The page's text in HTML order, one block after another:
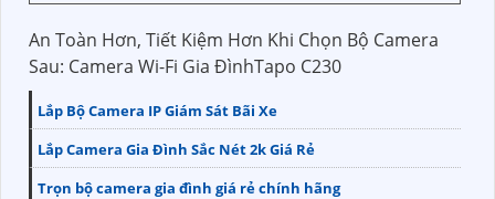
An Toàn Hơn, Tiết Kiệm Hơn Khi Chọn Bộ Camera
Sau: Camera Wi-Fi Gia ĐìnhTapo C230
Lắp Bộ Camera IP Giám Sát Bãi Xe
Lắp Camera Gia Đình Sắc Nét 2k Giá Rẻ
Trọn bộ camera gia đình giá rẻ chính hãng